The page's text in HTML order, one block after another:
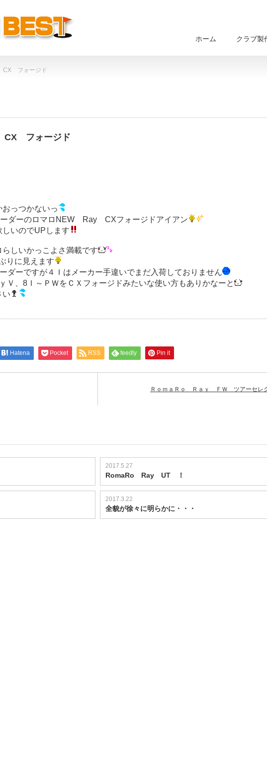
ホーム クラブ製
フォージド
フォージド
っつかないっ
ーダーのロマロNEW Ray CXフォージドアイアン
しいのでUPします
しいかっこよさ満載です
りに見えます
ダーですが４Ｉはメーカー手違いでまだ入荷しておりません
Ｖ、8Ｉ～ＰＷをＣＸフォージドみたいな使い方もありかなーと
い
Hatena Pocket RSS feedly Pin it
ＲｏｍａＲｏ Ｒａｙ ＦＷ ツアーセレ
2017.5.27
RomaRo Ray UT ！
2017.3.22
全貌が徐々に明らかに・・・